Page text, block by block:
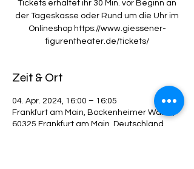
Tickets erhaltet ihr 30 Min. vor Beginn an
der Tageskasse oder Rund um die Uhr im
Onlineshop https://www.giessener-
figurentheater.de/tickets/
Zeit & Ort
04. Apr. 2024, 16:00 – 16:05
Frankfurt am Main, Bockenheimer Warte,
60325 Frankfurt am Main, Deutschland